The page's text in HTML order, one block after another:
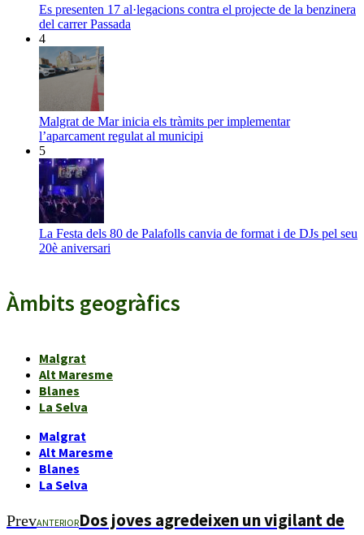
Es presenten 17 al·legacions contra el projecte de la benzinera
del carrer Passada
4
Malgrat de Mar inicia els tràmits per implementar
l’aparcament regulat al municipi
5
La Festa dels 80 de Palafolls canvia de format i de DJs pel seu
20è aniversari
Àmbits geogràfics
Malgrat
Alt Maresme
Blanes
La Selva
Malgrat
Alt Maresme
Blanes
La Selva
PrevANTERIORDos joves agredeixen un vigilant de